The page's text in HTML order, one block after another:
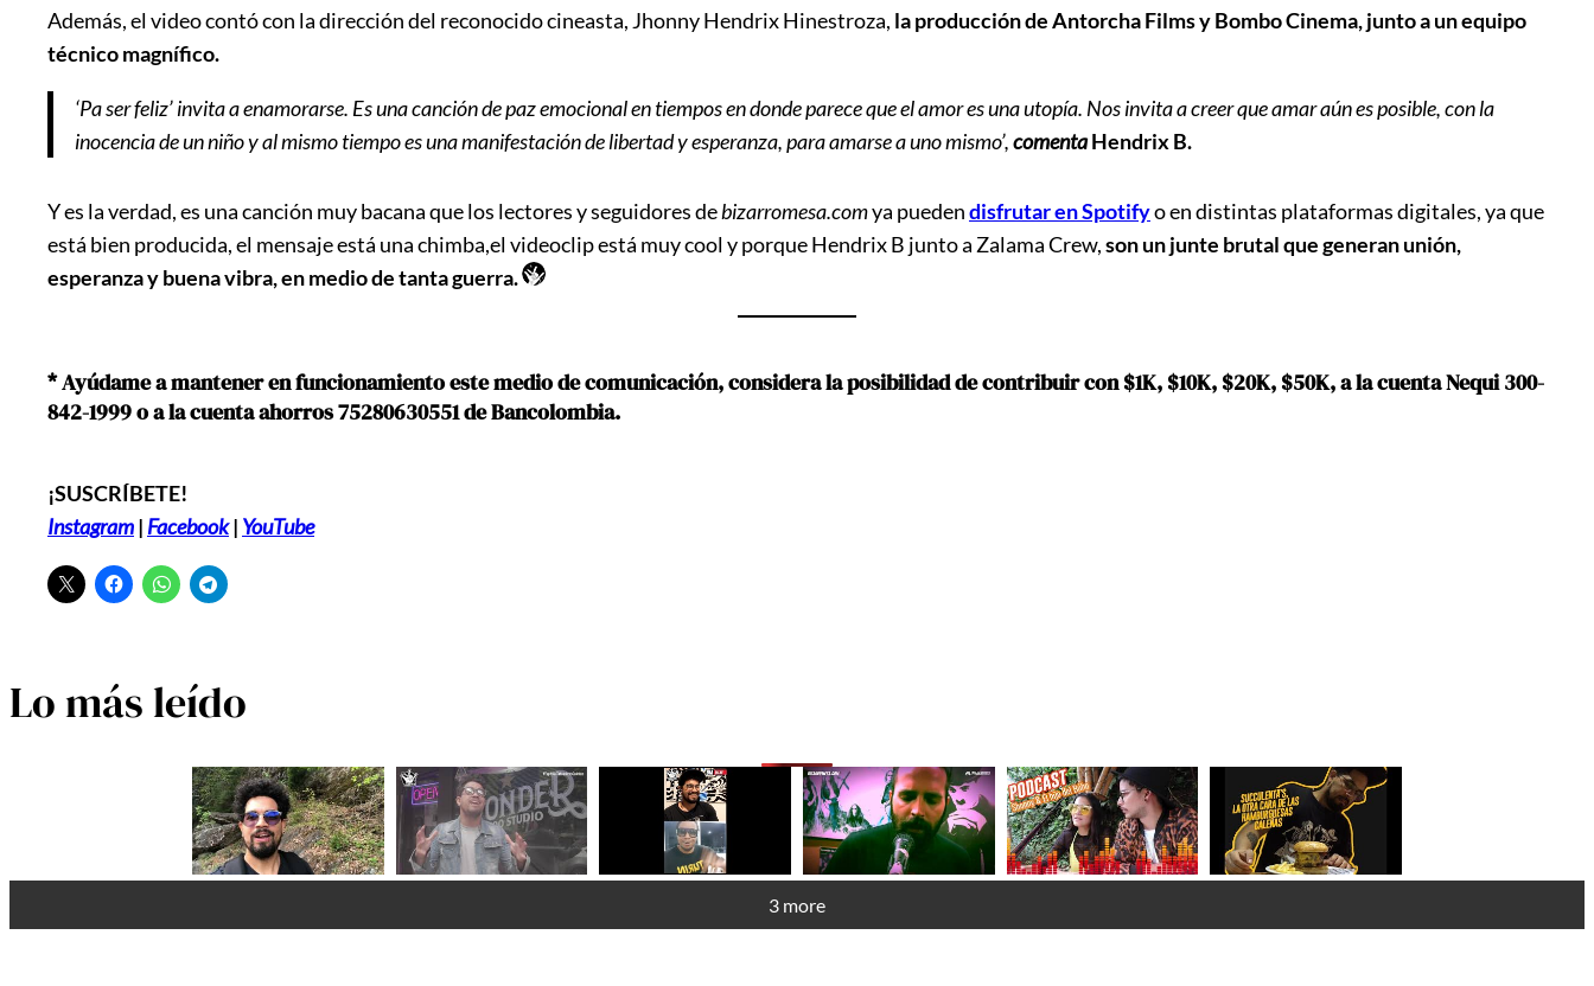
Además, el video contó con la dirección del reconocido cineasta, Jhonny Hendrix Hinestroza, la producción de Antorcha Films y Bombo Cinema, junto a un equipo
técnico magnífico.
‘Pa ser feliz’ invita a enamorarse. Es una canción de paz emocional en tiempos en donde parece que el amor es una utopía. Nos invita a creer que amar aún es posible, con la
inocencia de un niño y al mismo tiempo es una manifestación de libertad y esperanza, para amarse a uno mismo’,comentaHendrix B.
Y es la verdad, es una canción muy bacana que los lectores y seguidores debizarromesa.comya puedendisfrutar en Spotifyo en distintas plataformas digitales, ya que
está bien producida, el mensaje está una chimba,el videoclip está muy cool y porque Hendrix B junto a Zalama Crew,son un junte brutal que generan unión,
esperanza y buena vibra, en medio de tanta guerra.
* Ayúdame a mantener en funcionamiento este medio de comunicación, considera la posibilidad de contribuir con $1K, $10K, $20K, $50K, a la cuenta Nequi 300-
842-1999 o a la cuenta ahorros 75280630551 de Bancolombia.
¡SUSCRÍBETE!
Instagram| Facebook| YouTube
Lo más leído
3 more